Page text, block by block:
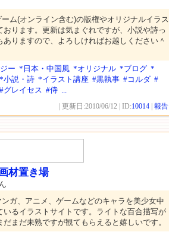
ーム(オンライン含む)の版権やオリジナルイラス
おります。更新は気まぐれですが、小説や詩っ
ありますので、よろしければお越しください＾
ー *日本・中国風 *オリジナル *ブログ *
*小説・詩 *イラスト講座 #黒執事 #コルダ #
#グレイセス #侍 ...
| 更新日:2010/06/12 | ID:10014 報告
材置き場
ガ、アニメ、ゲームなどのキャラを美少女中
いるイラストサイトです。ライトな百合描写が
だまだ未熟ですが観てもらえると嬉しいです。